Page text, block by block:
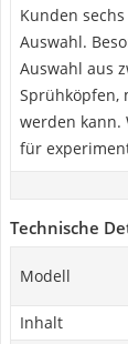
Kunden
Auswahl.
Auswahl aus
Sprühköpfen,
werden kann.
für
Technische
Modell
Inhalt